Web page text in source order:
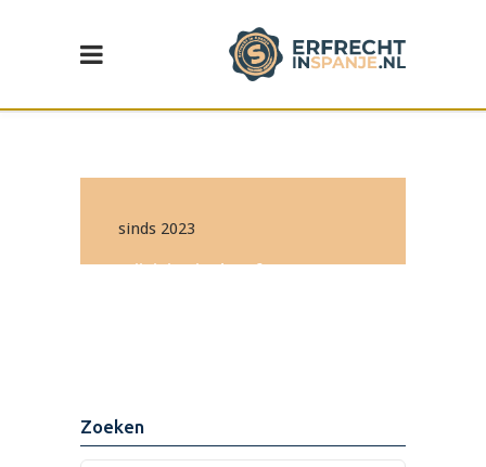
sinds 2023
Wijziging in de erf- en
Zoeken